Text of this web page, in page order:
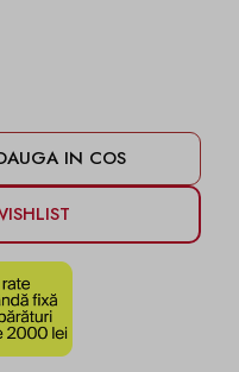
IN COS